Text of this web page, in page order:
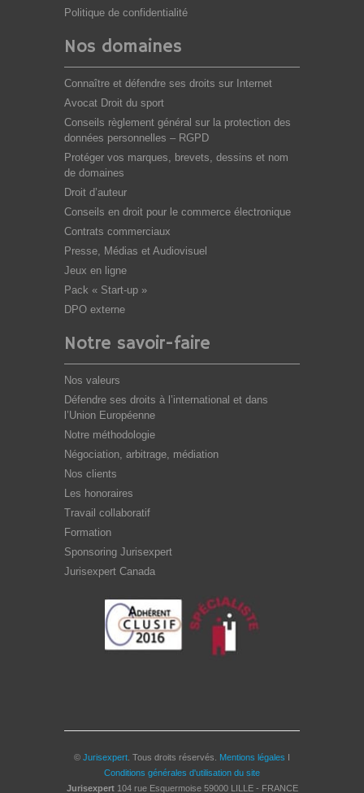
Politique de confidentialité
Nos domaines
Connaître et défendre ses droits sur Internet
Avocat Droit du sport
Conseils règlement général sur la protection des
données personnelles – RGPD
Protéger vos marques, brevets, dessins et nom
de domaines
Droit d’auteur
Conseils en droit pour le commerce électronique
Contrats commerciaux
Presse, Médias et Audiovisuel
Jeux en ligne
Pack « Start-up »
DPO externe
Notre savoir-faire
Nos valeurs
Défendre ses droits à l’international et dans
l’Union Européenne
Notre méthodologie
Négociation, arbitrage, médiation
Nos clients
Les honoraires
Travail collaboratif
Formation
Sponsoring Jurisexpert
Jurisexpert Canada
© Jurisexpert . Tous droits réservés. Mentions légales I
Conditions générales d'utilisation du site
Jurisexpert 104 rue Esquermoise 59000 LILLE - FRANCE